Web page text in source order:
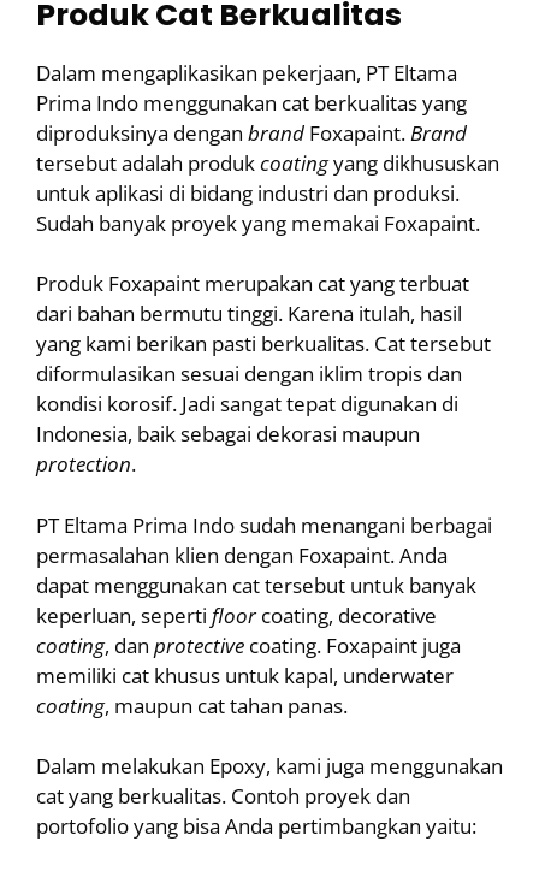
Produk Cat Berkualitas
Dalam mengaplikasikan pekerjaan, PT Eltama
Prima Indo menggunakan cat berkualitas yang
diproduksinya dengan brand Foxapaint. Brand
tersebut adalah produkcoatingyang dikhususkan
untuk aplikasi di bidang industri dan produksi.
Sudah banyak proyek yang memakai Foxapaint.
Produk Foxapaint merupakan cat yang terbuat
dari bahan bermutu tinggi. Karena itulah, hasil
yang kami berikan pasti berkualitas. Cat tersebut
diformulasikan sesuai dengan iklim tropis dan
kondisi korosif. Jadi sangat tepat digunakan di
Indonesia, baik sebagai dekorasi maupun
protection.
PT Eltama Prima Indo sudah menangani berbagai
permasalahan klien dengan Foxapaint. Anda
dapat menggunakan cat tersebut untuk banyak
keperluan, seperti floorcoating, decorative
coating, dan protective coating. Foxapaint juga
memiliki cat khusus untuk kapal, underwater
coating, maupun cat tahan panas.
Dalam melakukan Epoxy, kami juga menggunakan
cat yang berkualitas. Contoh proyek dan
portofolio yang bisa Anda pertimbangkan yaitu: